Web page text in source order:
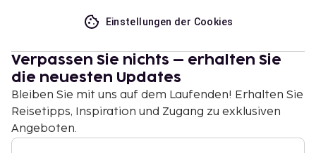
Einstellungen der Cookies
Verpassen Sie nichts – erhalten Sie
die neuesten Updates
Bleiben Sie mit uns auf dem Laufenden! Erhalten Sie
Reisetipps, Inspiration und Zugang zu exklusiven
Angeboten.